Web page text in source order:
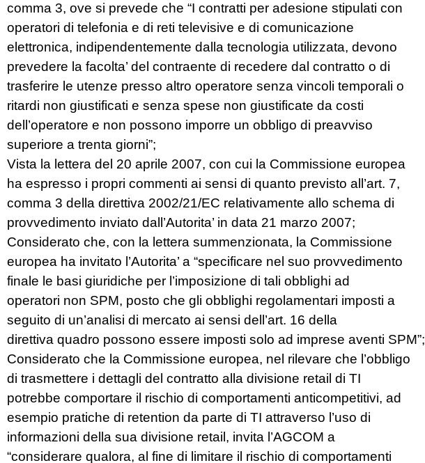
comma 3, ove si prevede che “I contratti per adesione stipulati con
operatori di telefonia e di reti televisive e di comunicazione
elettronica, indipendentemente dalla tecnologia utilizzata, devono
prevedere la facolta’ del contraente di recedere dal contratto o di
trasferire le utenze presso altro operatore senza vincoli temporali o
ritardi non giustificati e senza spese non giustificate da costi
dell’operatore e non possono imporre un obbligo di preavviso
superiore a trenta giorni”;
Vista la lettera del 20 aprile 2007, con cui la Commissione europea
ha espresso i propri commenti ai sensi di quanto previsto all’art. 7,
comma 3 della direttiva 2002/21/EC relativamente allo schema di
provvedimento inviato dall’Autorita’ in data 21 marzo 2007;
Considerato che, con la lettera summenzionata, la Commissione
europea ha invitato l’Autorita’ a “specificare nel suo provvedimento
finale le basi giuridiche per l’imposizione di tali obblighi ad
operatori non SPM, posto che gli obblighi regolamentari imposti a
seguito di un’analisi di mercato ai sensi dell’art. 16 della
direttiva quadro possono essere imposti solo ad imprese aventi SPM”;
Considerato che la Commissione europea, nel rilevare che l’obbligo
di trasmettere i dettagli del contratto alla divisione retail di TI
potrebbe comportare il rischio di comportamenti anticompetitivi, ad
esempio pratiche di retention da parte di TI attraverso l’uso di
informazioni della sua divisione retail, invita l’AGCOM a
“considerare qualora, al fine di limitare il rischio di comportamenti